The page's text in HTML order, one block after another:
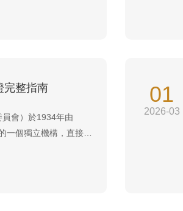
企業進入市場的重要
完整指南
會）於1934年由
一個獨立機構，直接對
倫比亞和美國地區，
01
2026-03